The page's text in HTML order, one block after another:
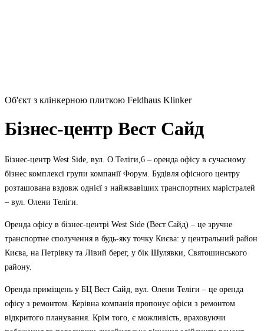
Об'єкт з клінкерною плиткою Feldhaus Klinker
Бізнес-центр Вест Сайд
Бізнес-центр West Side, вул. О.Теліги,6 – оренда офісу в сучасному
бізнес комплексі групи компанії Форум. Будівля офісного центру
розташована вздовж однієї з найжвавіших транспортних марістралей
– вул. Олени Теліги.
Оренда офісу в бізнес-центрі West Side (Вест Сайд) – це зручне
транспортне сполучення в будь-яку точку Києва: у центральний район
Києва, на Петрівку та Лівий берег, у бік Шулявки, Святошинського
району.
Оренда приміщень у БЦ Вест Сайд, вул. Олени Теліги – це оренда
офісу з ремонтом. Керівна компанія пропонує офіси з ремонтом
відкритого планування. Крім того, є можливість, враховуючи